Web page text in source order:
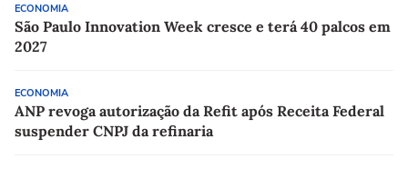
ECONOMIA
São Paulo Innovation Week cresce e terá 40 palcos em
2027
ECONOMIA
ANP revoga autorização da Refit após Receita Federal
suspender CNPJ da refinaria